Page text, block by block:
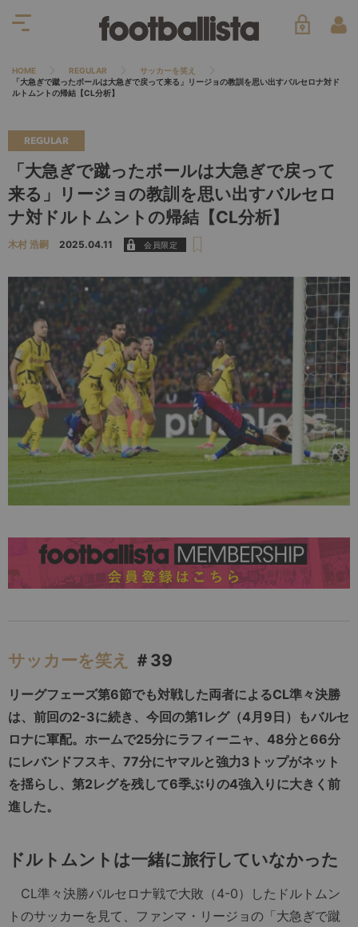
HOME REGULAR
サッカーを笑え
「大急ぎで蹴ったボールは大急ぎで戻って来る」リージョの教訓を思い出すバルセロナ対ド
ルトムントの帰結【CL分析】
REGULAR
「大急ぎで蹴ったボールは大急ぎで戻って
来る」リージョの教訓を思い出すバルセロ
ナ対ドルトムントの帰結【CL分析】
木村 浩嗣 2025.04.11
サッカーを笑え ＃39
リーグフェーズ第6節でも対戦した両者によるCL準々決勝
は、前回の2-3に続き、今回の第1レグ（4月9日）もバルセ
ロナに軍配。ホームで25分にラフィーニャ、48分と66分
にレバンドフスキ、77分にヤマルと強力3トップがネット
を揺らし、第2レグを残して6季ぶりの4強入りに大きく前
進した。
ドルトムントは一緒に旅行していなかった
CL準々決勝バルセロナ戦で大敗（4-0）したドルトムン
トのサッカーを見て、ファンマ・リージョの「大急ぎで蹴